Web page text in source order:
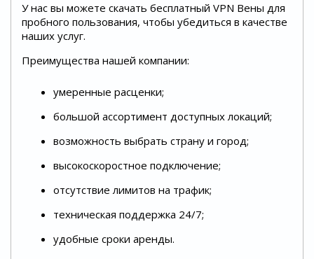
У нас вы можете скачать бесплатный VPN Вены для
пробного пользования, чтобы убедиться в качестве
наших услуг.
Преимущества нашей компании:
умеренные расценки;
большой ассортимент доступных локаций;
возможность выбрать страну и город;
высокоскоростное подключение;
отсутствие лимитов на трафик;
техническая поддержка 24/7;
удобные сроки аренды.